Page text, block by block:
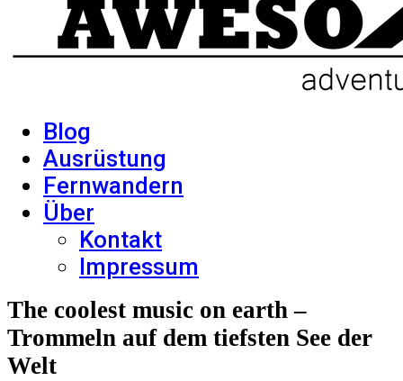
Blog
Ausrüstung
Fernwandern
Über
Kontakt
Impressum
The coolest music on earth –
Trommeln auf dem tiefsten See der
Welt